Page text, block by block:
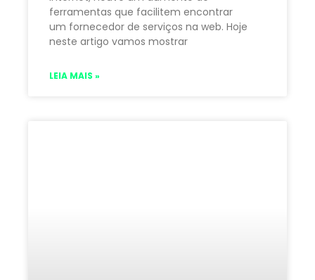
ferramentas que facilitem encontrar
um fornecedor de serviços na web. Hoje
neste artigo vamos mostrar
LEIA MAIS »